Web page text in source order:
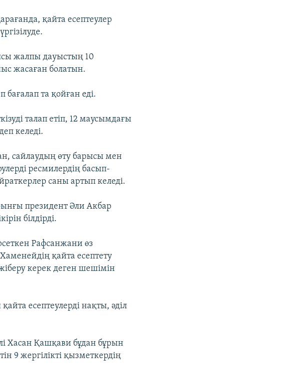
қайта есептеулер
жалпы дауыстың 10
жасаған болатын.
та қойған еді.
талап етіп, 12 маусымдағы
келеді.
сайлаудың өту барысы мен
ресмилердің басып-
саны артып келеді.
президент Әли Акбар
білдірді.
Рафсанжани өз
қайта есептету
керек деген шешімін
есептеулерді нақты, әділ
Хасан Қашқави бұдан бұрын
9 жергілікті қызметкердің